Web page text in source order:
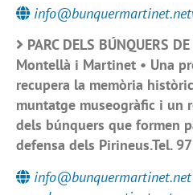
PARC DELS BÚNQUERS
Montellà i Martinet • Una
recupera la memòria
muntatge museogràfic i un
dels búnquers que formen
defensa dels Pirineus.Tel.
info@bunquermartinet.net